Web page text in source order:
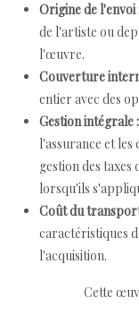
Origine de l'envoi
de l'artiste ou
l'œuvre.
Couverture
entier avec des
Gestion intégrale :
l'assurance et
gestion des
lorsqu'ils
Coût du
caractéristiques
l'acquisition.
Cette